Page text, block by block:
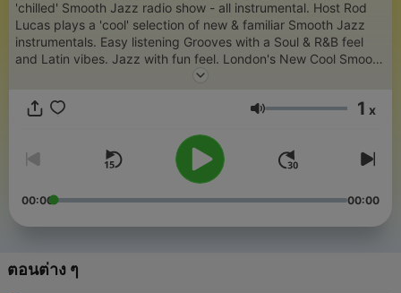
'chilled' Smooth Jazz radio show - all instrumental. Host Rod
Lucas plays a 'cool' selection of new & familiar Smooth Jazz
instrumentals. Easy listening Grooves with a Soul & R&B feel
and Latin vibes. Jazz with fun feel. London's New Cool Smooth
Jazz. Soul lovers will enjoy the grooves too.
ระดับเสียง 1 x
00:00 00:00
ตอนต่าง ๆ